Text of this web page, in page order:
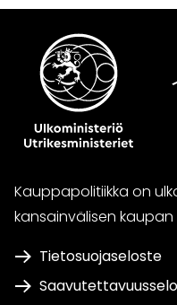
Kauppapolitiikka on
kansainvälisen kaupan
Tietosuojaseloste